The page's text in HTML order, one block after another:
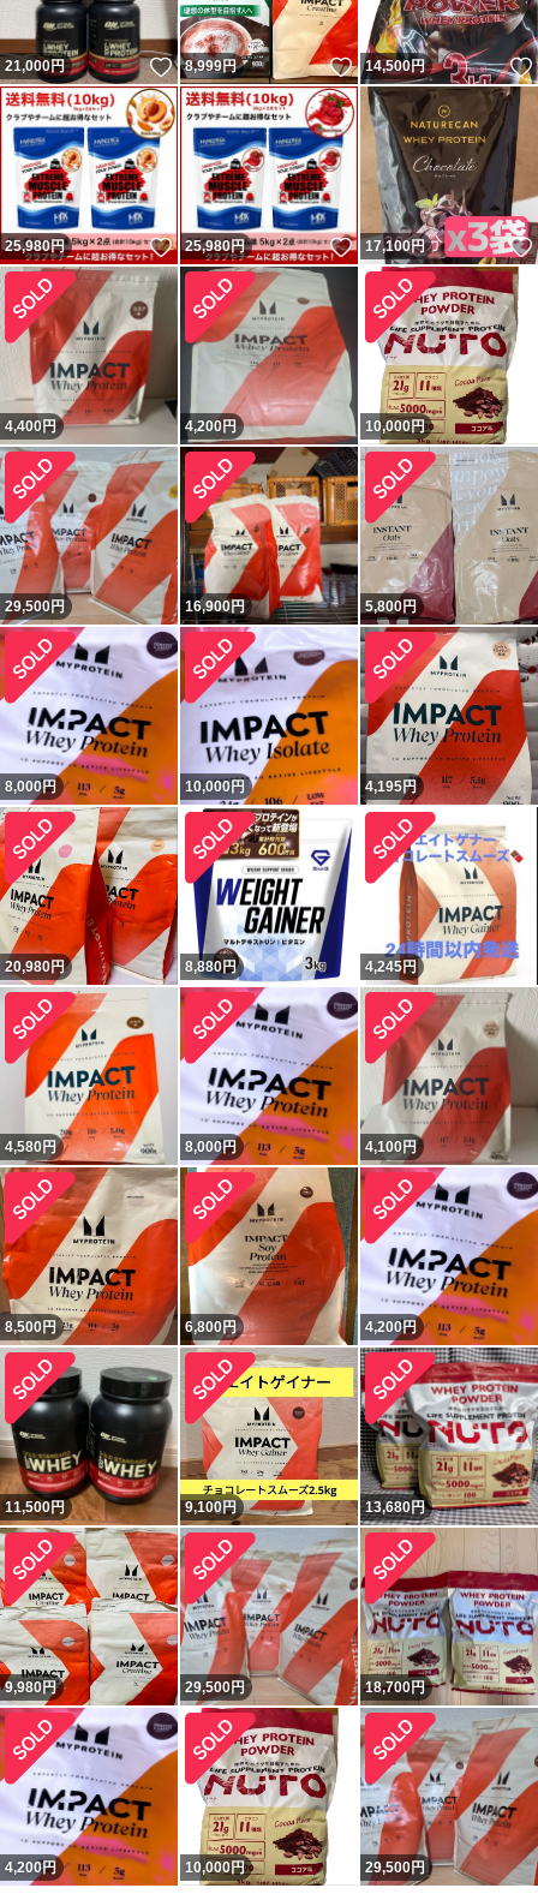
21,000円 いいね！
8,999円 いいね！
14,500円
25,980円 いいね！
25,980円 いいね！
17,100円
4,400円 4,200円 10,000円
29,500円 16,900円 5,800円
8,000円 10,000円 4,195円
20,980円 8,880円 4,245円
4,580円 8,000円 4,100円
8,500円 6,800円 4,200円
11,500円 9,100円 13,680円
9,980円 29,500円 18,700円
4,200円 10,000円 29,500円